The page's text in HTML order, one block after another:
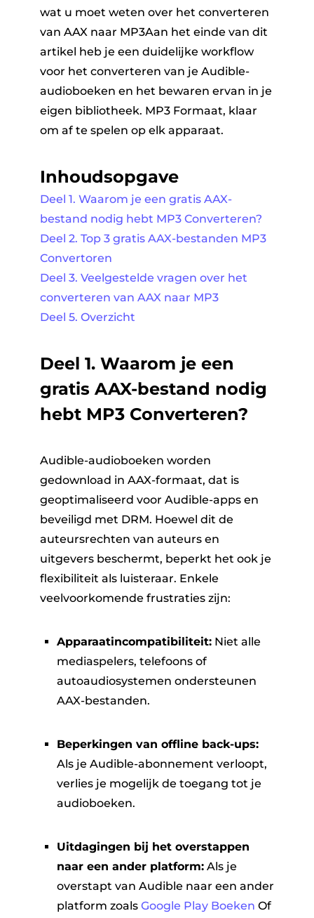
wat u moet weten over het converteren
van AAX naar MP3Aan het einde van dit
artikel heb je een duidelijke workflow
voor het converteren van je Audible-
audioboeken en het bewaren ervan in je
eigen bibliotheek. MP3 Formaat, klaar
om af te spelen op elk apparaat.
Inhoudsopgave
Deel 1. Waarom je een gratis AAX-
bestand nodig hebt MP3 Converteren?
Deel 2. Top 3 gratis AAX-bestanden MP3
Convertoren
Deel 3. Veelgestelde vragen over het
converteren van AAX naar MP3
Deel 5. Overzicht
Deel 1. Waarom je een
gratis AAX-bestand nodig
hebt MP3 Converteren?
Audible-audioboeken worden
gedownload in AAX-formaat, dat is
geoptimaliseerd voor Audible-apps en
beveiligd met DRM. Hoewel dit de
auteursrechten van auteurs en
uitgevers beschermt, beperkt het ook je
flexibiliteit als luisteraar. Enkele
veelvoorkomende frustraties zijn:
Apparaatincompatibiliteit:Niet alle
mediaspelers, telefoons of
autoaudiosystemen ondersteunen
AAX-bestanden.
Beperkingen van offline back-ups:
Als je Audible-abonnement verloopt,
verlies je mogelijk de toegang tot je
audioboeken.
Uitdagingen bij het overstappen
naar een ander platform:Als je
overstapt van Audible naar een ander
platform zoals Google Play Boeken Of